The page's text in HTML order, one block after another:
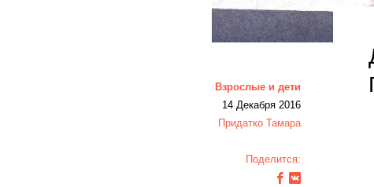
Взрослые и дети
14 Декабря 2016
Придатко Тамара
Поделится: